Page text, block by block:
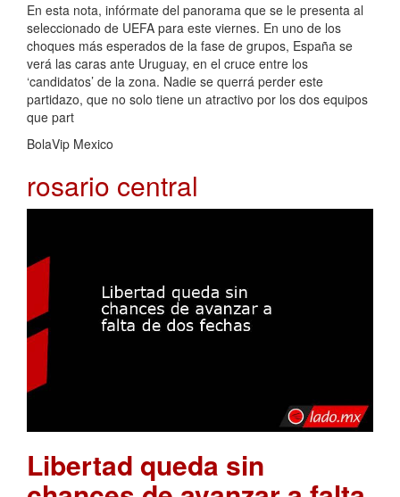
En esta nota, infórmate del panorama que se le presenta al
seleccionado de UEFA para este viernes. En uno de los
choques más esperados de la fase de grupos, España se
verá las caras ante Uruguay, en el cruce entre los
‘candidatos’ de la zona. Nadie se querrá perder este
partidazo, que no solo tiene un atractivo por los dos equipos
que part
BolaVip Mexico
rosario central
Libertad queda sin